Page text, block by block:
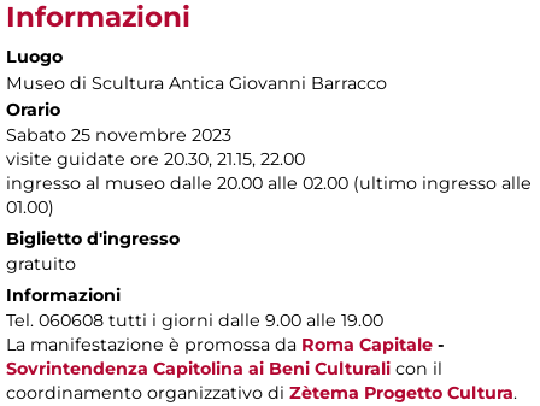
Informazioni
Luogo
Museo di Scultura Antica Giovanni Barracco
Orario
Sabato 25 novembre 2023
visite guidate ore 20.30, 21.15, 22.00
ingresso al museo dalle 20.00 alle 02.00 (ultimo ingresso alle
01.00)
Biglietto d'ingresso
gratuito
Informazioni
Tel. 060608 tutti i giorni dalle 9.00 alle 19.00
La manifestazione è promossa da Roma Capitale -
Sovrintendenza Capitolina ai Beni Culturali con il
coordinamento organizzativo di Zètema Progetto Cultura.